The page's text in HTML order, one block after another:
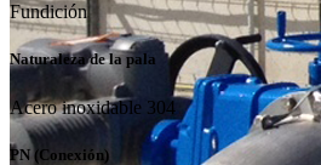
Fundición
Naturaleza de la pala
Acero inoxidable 304
PN (Conexión)